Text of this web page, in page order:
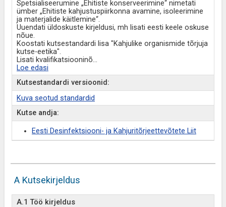
Spetsialiseerumine „Ehitiste konserveerimine“ nimetati
ümber „Ehitiste kahjustuspiirkonna avamine, isoleerimine
ja materjalide käitlemine“.
Uuendati üldoskuste kirjeldusi, mh lisati eesti keele oskuse
nõue.
Koostati kutsestandardi lisa "Kahjulike organismide tõrjuja
kutse-eetika".
Lisati kvalifikatsiooninõ...
Loe edasi
Kutsestandardi versioonid:
Kuva seotud standardid
Kutse andja:
Eesti Desinfektsiooni- ja Kahjuritõrjeettevõtete Liit
A Kutsekirjeldus
A.1 Töö kirjeldus